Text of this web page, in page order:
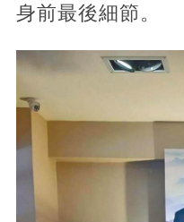
身前最後細節。